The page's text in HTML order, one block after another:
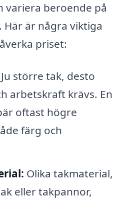
variera beroende på
Här är några viktiga
priset:
Ju större tak, desto
arbetskraft krävs. En
oftast högre
färg och
Olika takmaterial,
eller takpannor,